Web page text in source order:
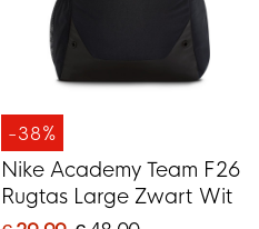
-38%
Nike Academy Team F26
Rugtas Large Zwart Wit